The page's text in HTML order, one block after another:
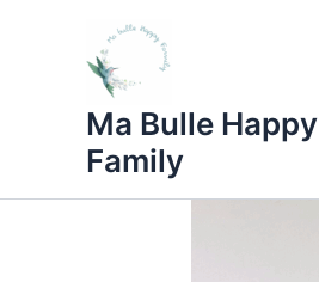
Ma Bulle Happy
Family